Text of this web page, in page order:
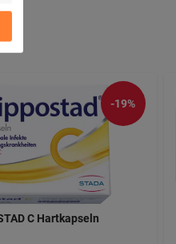
C Hartkapseln
-19%